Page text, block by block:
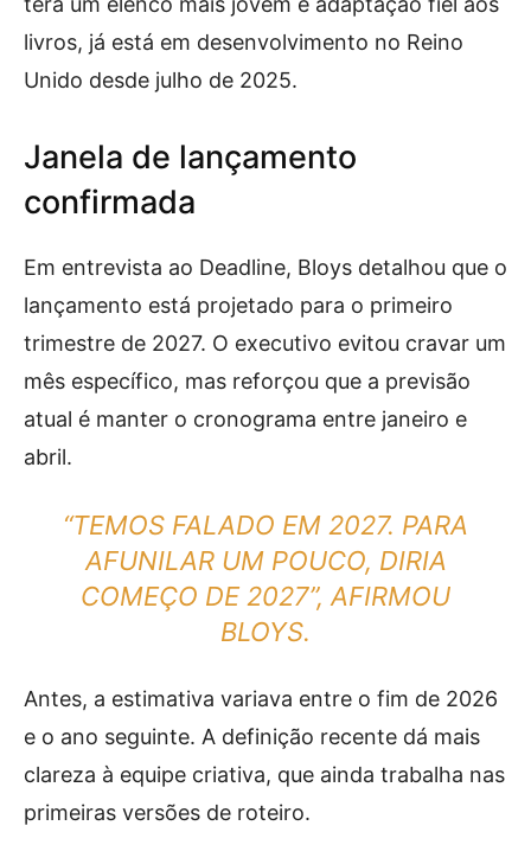
livros, já está em desenvolvimento no Reino
Unido desde julho de 2025.
Janela de lançamento
confirmada
Em entrevista ao Deadline, Bloys detalhou que o
lançamento está projetado para o primeiro
trimestre de 2027. O executivo evitou cravar um
mês específico, mas reforçou que a previsão
atual é manter o cronograma entre janeiro e
abril.
“TEMOS FALADO EM 2027. PARA
AFUNILAR UM POUCO, DIRIA
COMEÇO DE 2027”, AFIRMOU
BLOYS.
Antes, a estimativa variava entre o fim de 2026
e o ano seguinte. A definição recente dá mais
clareza à equipe criativa, que ainda trabalha nas
primeiras versões de roteiro.